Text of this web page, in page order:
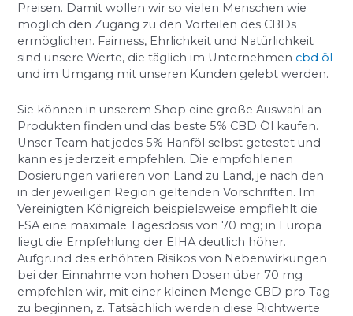
Preisen. Damit wollen wir so vielen Menschen wie
möglich den Zugang zu den Vorteilen des CBDs
ermöglichen. Fairness, Ehrlichkeit und Natürlichkeit
sind unsere Werte, die täglich im Unternehmen cbd öl
und im Umgang mit unseren Kunden gelebt werden.
Sie können in unserem Shop eine große Auswahl an
Produkten finden und das beste 5% CBD Öl kaufen.
Unser Team hat jedes 5% Hanföl selbst getestet und
kann es jederzeit empfehlen. Die empfohlenen
Dosierungen variieren von Land zu Land, je nach den
in der jeweiligen Region geltenden Vorschriften. Im
Vereinigten Königreich beispielsweise empfiehlt die
FSA eine maximale Tagesdosis von 70 mg; in Europa
liegt die Empfehlung der EIHA deutlich höher.
Aufgrund des erhöhten Risikos von Nebenwirkungen
bei der Einnahme von hohen Dosen über 70 mg
empfehlen wir, mit einer kleinen Menge CBD pro Tag
zu beginnen, z. Tatsächlich werden diese Richtwerte